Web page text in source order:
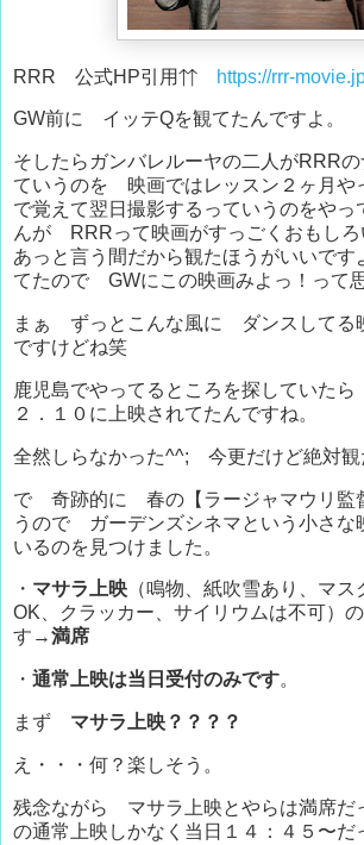
RRR 公式HP引用⇈ https://rrr-
GW前に イッテQを観てたんですよ。
そしたらガンバレルーヤの二人がRRR
ていうのを 映画ではレッスン２ヶ月や
で覚えて翌日撮影するっていうのをや
んが RRRって映画がすっごくおもしろ
あっと言う間だから観たほうがいいです
てたので GWにこの映画みよっ！って
まぁ ずっとこんな風に ダンスしてる
ですけどね笑
鹿児島でやってるところを探していた
２．１０に上映されてたんですね。
全然しらなかった^^; 今更だけど絶対観
で 奇跡的に 春の【ラージャマウリ監
うので ガーデンズシネマという小さな
いるのを見つけました。
・ マサラ上映 （鳴物、紙吹雪あり、マ
OK、クラッカー、サイリウムは不可）
す→満席
・ 通常上映は当日受付のみです。
まず マサラ上映？？？？
え・・・何？楽しそう。
残念ながら マサラ上映とやらは満席
の通常上映しかなく当日１４：４５〜だ